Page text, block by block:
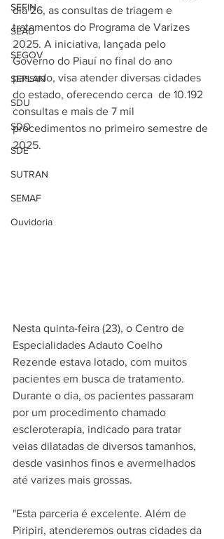
SEFIN
SEAD
SEGOV
SEPLAN
SDU
SDO
SDE
SUTRAN
SEMAF
Ouvidoria
dia 26, as consultas de triagem e
tratamentos do Programa de Varizes
2025. A iniciativa, lançada pelo
Governo do Piauí no final do ano
passado, visa atender diversas cidades
do estado, oferecendo cerca  de 10.192
consultas e mais de 7 mil
procedimentos no primeiro semestre de
2025.
Nesta quinta-feira (23), o Centro de
Especialidades Adauto Coelho
Rezende estava lotado, com muitos
pacientes em busca de tratamento.
Durante o dia, os pacientes passaram
por um procedimento chamado
escleroterapia, indicado para tratar
veias dilatadas de diversos tamanhos,
desde vasinhos finos e avermelhados
até varizes mais grossas.
"Esta parceria é excelente. Além de
Piripiri, atenderemos outras cidades da